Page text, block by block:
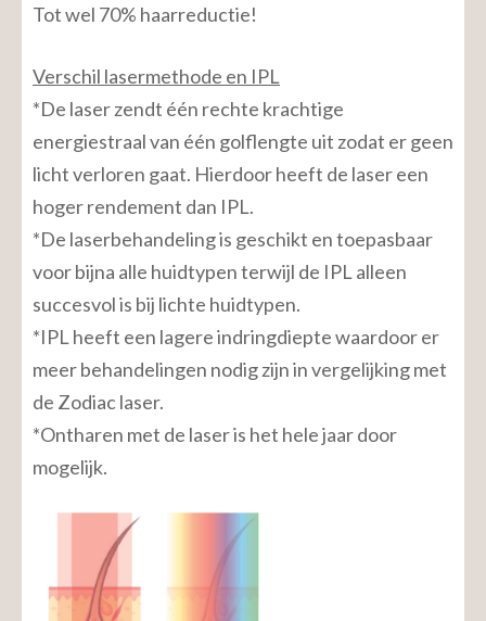
Tot wel 70% haarreductie!
Verschil lasermethode en IPL
*De laser zendt één rechte krachtige
energiestraal van één golflengte uit zodat er geen
licht verloren gaat. Hierdoor heeft de laser een
hoger rendement dan IPL.
*De laserbehandeling is geschikt en toepasbaar
voor bijna alle huidtypen terwijl de IPL alleen
succesvol is bij lichte huidtypen.
*IPL heeft een lagere indringdiepte waardoor er
meer behandelingen nodig zijn in vergelijking met
de Zodiac laser.
*Ontharen met de laser is het hele jaar door
mogelijk.